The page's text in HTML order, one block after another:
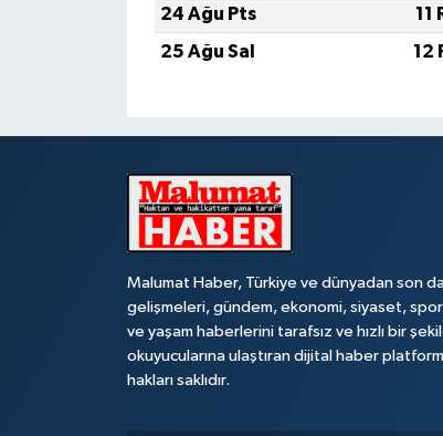
24 Ağu Pts
11
25 Ağu Sal
12
Malumat Haber, Türkiye ve dünyadan son
gelişmeleri, gündem, ekonomi, siyaset,
ve yaşam haberlerini tarafsız ve hızlı bir
okuyucularına ulaştıran dijital haber
hakları saklıdır.